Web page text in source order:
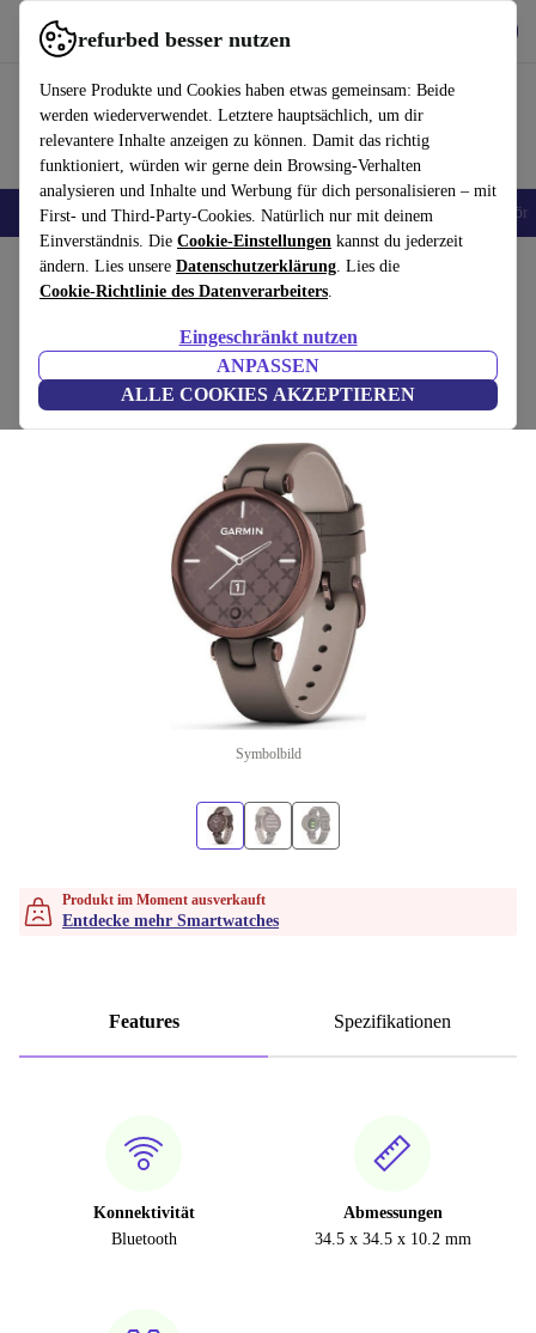
refurbed besser nutzen
Unsere Produkte und Cookies haben etwas gemeinsam: Beide
werden wiederverwendet. Letztere hauptsächlich, um dir
relevantere Inhalte anzeigen zu können. Damit das richtig
funktioniert, würden wir gerne dein Browsing-Verhalten
analysieren und Inhalte und Werbung für dich personalisieren – mit
First- und Third-Party-Cookies. Natürlich nur mit deinem
Einverständnis. Die Cookie-Einstellungen kannst du jederzeit
ändern. Lies unsere Datenschutzerklärung. Lies die
Cookie-Richtlinie des Datenverarbeiters.
Eingeschränkt nutzen
ANPASSEN
ALLE COOKIES AKZEPTIEREN
refurbed schnell und einfach nutzen
🎒 Back to school Handys Laptops Tablets Smartwatches Zubehör
Home Produkte Smartwatches
Garmin Lily Classic (2021)
bronze | braun
(Bewertungen werden gesammelt)
Symbolbild
Produkt im Moment ausverkauft
Entdecke mehr Smartwatches
Features Spezifikationen
Konnektivität
Bluetooth
Abmessungen
34.5 x 34.5 x 10.2 mm